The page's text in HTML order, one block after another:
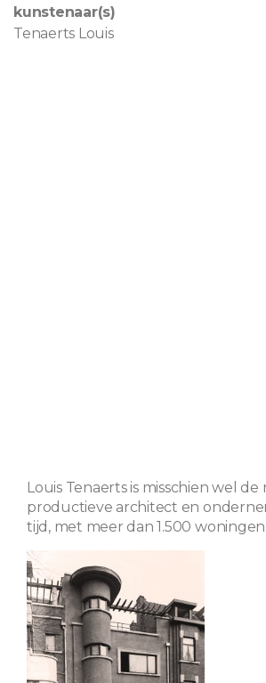
kunstenaar(s)
Tenaerts Louis
Louis Tenaerts is misschien wel de
productieve architect en
tijd, met meer dan 1.500